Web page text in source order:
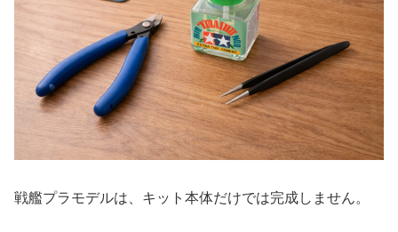
戦艦プラモデルは、キット本体だけでは完成しません。